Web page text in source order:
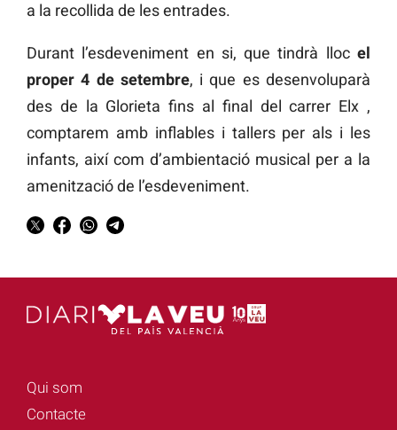
a la recollida de les entrades.
Durant l’esdeveniment en si, que tindrà lloc el
proper 4 de setembre, i que es desenvoluparà
des de la Glorieta fins al final del carrer Elx ,
comptarem amb inflables i tallers per als i les
infants, així com d’ambientació musical per a la
amenització de l’esdeveniment.
Qui som
Contacte